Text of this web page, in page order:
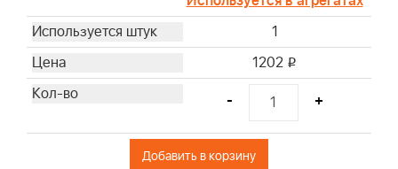
798576
842921
298090S
394358S
1
1202 i
- +
Добавить в корзину